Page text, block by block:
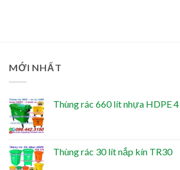
MỚI NHẤT
Thùng rác 660 lít nhựa HDPE
Thùng rác 30 lít nắp kín TR30